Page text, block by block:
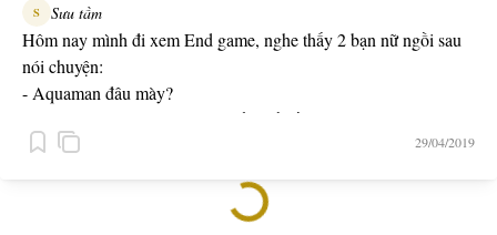
S Sưu tầm
Hôm nay mình đi xem End game, nghe thấy 2 bạn nữ ngồi sau
nói chuyện:
- Aquaman đâu mày?
- Tập trước Thanos búng tay biến mất rồi :)))
29/04/2019